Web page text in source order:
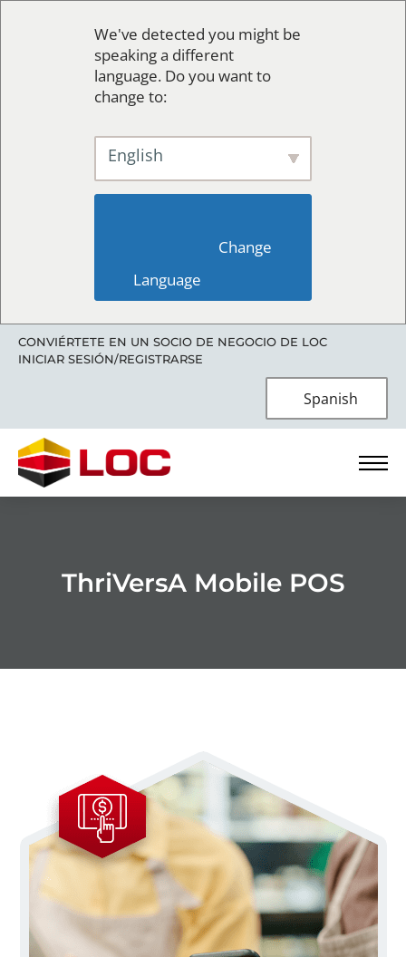
We've detected you might be
speaking a different
language. Do you want to
change to:
English
Language
CONVIÉRTETE EN UN SOCIO DE NEGOCIO DE LOC
INICIAR SESIÓN/REGISTRARSE
Spanish
ThriVersA Mobile POS